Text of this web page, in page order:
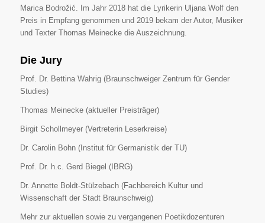
Marica Bodrožić. Im Jahr 2018 hat die Lyrikerin Uljana Wolf den
Preis in Empfang genommen und 2019 bekam der Autor, Musiker
und Texter Thomas Meinecke die Auszeichnung.
Die Jury
Prof. Dr. Bettina Wahrig (Braunschweiger Zentrum für Gender
Studies)
Thomas Meinecke (aktueller Preisträger)
Birgit Schollmeyer (Vertreterin Leserkreise)
Dr. Carolin Bohn (Institut für Germanistik der TU)
Prof. Dr. h.c. Gerd Biegel (IBRG)
Dr. Annette Boldt-Stülzebach (Fachbereich Kultur und
Wissenschaft der Stadt Braunschweig)
Mehr zur aktuellen sowie zu vergangenen Poetikdozenturen